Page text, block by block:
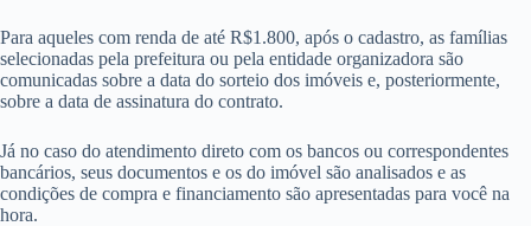
Para aqueles com renda de até R$1.800, após o cadastro, as famílias
selecionadas pela prefeitura ou pela entidade organizadora são
comunicadas sobre a data do sorteio dos imóveis e, posteriormente,
sobre a data de assinatura do contrato.
Já no caso do atendimento direto com os bancos ou correspondentes
bancários, seus documentos e os do imóvel são analisados e as
condições de compra e financiamento são apresentadas para você na
hora.